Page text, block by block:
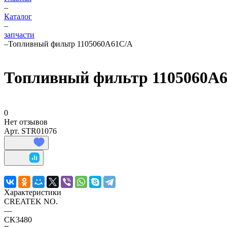
–
Каталог
–
запчасти
–Топливный фильтр 1105060A61C/A
Топливный фильтр
0
Нет отзывов
Арт. STR01076
Характеристики
CREATEK NO.
—
CK3480